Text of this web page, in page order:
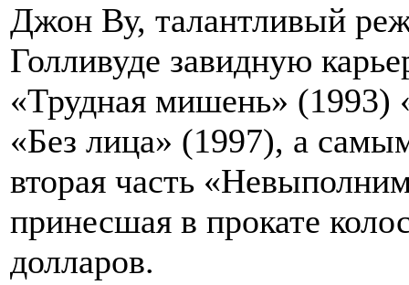
Джон Ву, талантливый
Голливуде завидную
«Трудная мишень» (1993)
«Без лица» (1997), а
вторая часть
принесшая в прокате
долларов.